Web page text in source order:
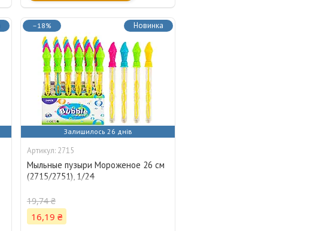
–18%
Залишилось 26 днів
Новинка
2715
Мыльные пузыри Мороженое 26 см
(2715/2751), 1/24
19,74 ₴
16,19 ₴